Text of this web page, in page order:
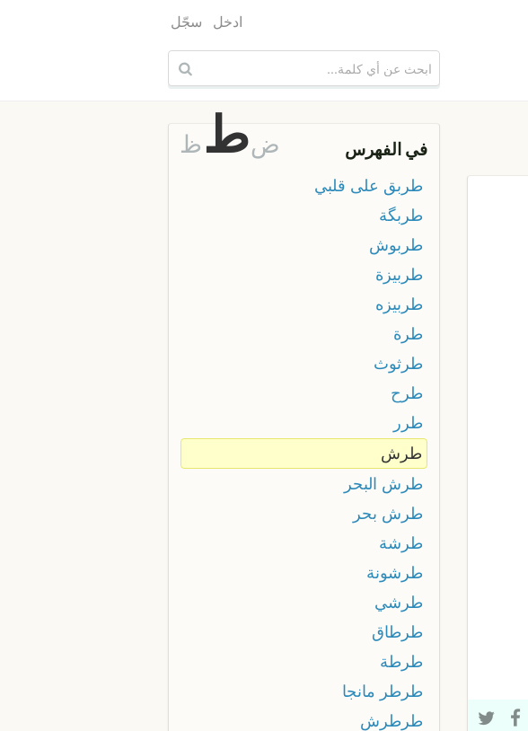
ادخل سجّل
في الفهرس ضط ظ
طربق على قلبي
طربگة
طربوش
طربيزة
طربيزه
طرة
طرثوث
طرح
طرر
طرش
طرش البحر
طرش بحر
طرشة
طرشونة
طرشي
طرطاق
طرطة
طرطر مانجا
طرطرش